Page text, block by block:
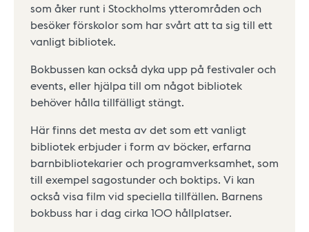
som åker runt i Stockholms ytterområden och
besöker förskolor som har svårt att ta sig till ett
vanligt bibliotek.
Bokbussen kan också dyka upp på festivaler och
events, eller hjälpa till om något bibliotek
behöver hålla tillfälligt stängt.
Här finns det mesta av det som ett vanligt
bibliotek erbjuder i form av böcker, erfarna
barnbibliotekarier och programverksamhet, som
till exempel sagostunder och boktips. Vi kan
också visa film vid speciella tillfällen. Barnens
bokbuss har i dag cirka 100 hållplatser.